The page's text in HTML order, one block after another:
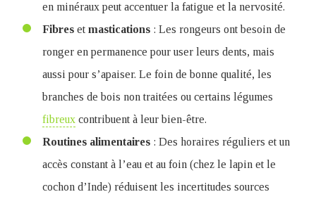
en minéraux peut accentuer la fatigue et la nervosité.
Fibres et mastications : Les rongeurs ont besoin de
ronger en permanence pour user leurs dents, mais
aussi pour s’apaiser. Le foin de bonne qualité, les
branches de bois non traitées ou certains légumes
fibreux contribuent à leur bien-être.
Routines alimentaires : Des horaires réguliers et un
accès constant à l’eau et au foin (chez le lapin et le
cochon d’Inde) réduisent les incertitudes sources